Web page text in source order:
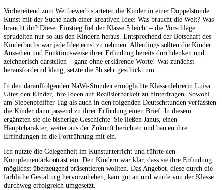
Vorbereitend zum Wettbewerb starteten die Kinder in einer Doppelstunde
Kunst mit der Suche nach einer kreativen Idee: Was braucht die Welt? Was
braucht ihr? Dieser Einstieg fiel der Klasse 5 leicht – die Vorschläge
sprudelten nur so aus den Kindern heraus. Entsprechend der Botschaft des
Kinderbuchs war jede Idee ernst zu nehmen. Allerdings sollten die Kinder
Aussehen und Funktionsweise ihrer Erfindung bereits durchdenken und
zeichnerisch darstellen – ganz ohne erklärende Worte! Was zunächst
herausfordernd klang, setzte die 5b sehr geschickt um.
In den darauffolgenden NaWi-Stunden ermöglichte Klassenlehrerin Luisa
Ultes den Kinder, ihre Ideen auf Realisierbarkeit zu hinterfragen. Sowohl
am Siebenpfeiffer-Tag als auch in den folgenden Deutschstunden verfassten
die Kinder dann passend zu ihrer Erfindung einen Brief. In diesem
ergänzten sie die bisherige Geschichte. Sie ließen Janus, einen
Hauptcharakter, weiter aus der Zukunft berichten und bauten ihre
Erfindungen in die Fortführung mit ein.
Ich nutzte die Gelegenheit im Kunstunterricht und führte den
Komplementärkontrast ein. Den Kindern war klar, dass sie ihre Erfindung
möglichst überzeugend präsentieren wollten. Das Angebot, diese durch die
farbliche Gestaltung hervorzuheben, kam gut an und wurde von der Klasse
durchweg erfolgreich umgesetzt.